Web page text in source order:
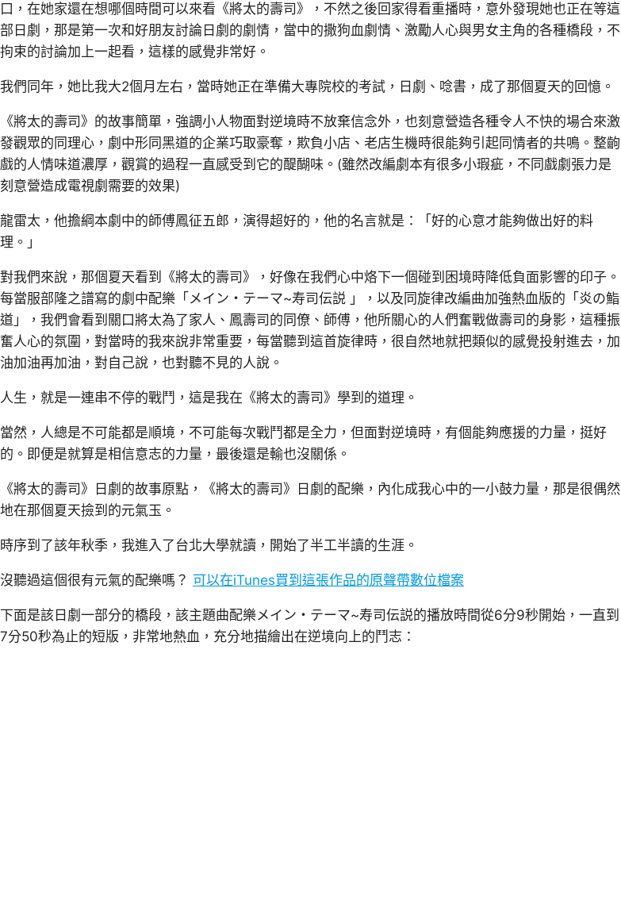
口，在她家還在想哪個時間可以來看《將太的壽司》，不然之後回家得看重播時，意外發現她也正在等這
部日劇，那是第一次和好朋友討論日劇的劇情，當中的撒狗血劇情、激勵人心與男女主角的各種橋段，不
拘束的討論加上一起看，這樣的感覺非常好。
我們同年，她比我大2個月左右，當時她正在準備大專院校的考試，日劇、唸書，成了那個夏天的回憶。
《將太的壽司》的故事簡單，強調小人物面對逆境時不放棄信念外，也刻意營造各種令人不快的場合來激
發觀眾的同理心，劇中形同黑道的企業巧取豪奪，欺負小店、老店生機時很能夠引起同情者的共鳴。整齣
戲的人情味道濃厚，觀賞的過程一直感受到它的醍醐味。(雖然改編劇本有很多小瑕疵，不同戲劇張力是
刻意營造成電視劇需要的效果)
龍雷太，他擔綱本劇中的師傅鳳征五郎，演得超好的，他的名言就是：「好的心意才能夠做出好的料
理。」
對我們來說，那個夏天看到《將太的壽司》，好像在我們心中烙下一個碰到困境時降低負面影響的印子。
每當服部隆之譜寫的劇中配樂「メイン・テーマ~寿司伝説 」，以及同旋律改編曲加強熱血版的「炎の鮨
道」，我們會看到關口將太為了家人、鳳壽司的同僚、師傅，他所關心的人們奮戰做壽司的身影，這種振
奮人心的氛圍，對當時的我來說非常重要，每當聽到這首旋律時，很自然地就把類似的感覺投射進去，加
油加油再加油，對自己說，也對聽不見的人說。
人生，就是一連串不停的戰鬥，這是我在《將太的壽司》學到的道理。
當然，人總是不可能都是順境，不可能每次戰鬥都是全力，但面對逆境時，有個能夠應援的力量，挺好
的。即便是就算是相信意志的力量，最後還是輸也沒關係。
《將太的壽司》日劇的故事原點，《將太的壽司》日劇的配樂，內化成我心中的一小鼓力量，那是很偶然
地在那個夏天撿到的元氣玉。
時序到了該年秋季，我進入了台北大學就讀，開始了半工半讀的生涯。
沒聽過這個很有元氣的配樂嗎？ 可以在iTunes買到這張作品的原聲帶數位檔案
下面是該日劇一部分的橋段，該主題曲配樂メイン・テーマ~寿司伝説的播放時間從6分9秒開始，一直到
7分50秒為止的短版，非常地熱血，充分地描繪出在逆境向上的鬥志：